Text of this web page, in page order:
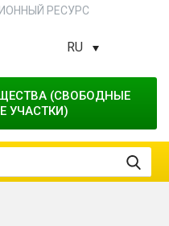
РЕСУРС
RU
(СВОБОДНЫЕ
УЧАСТКИ)